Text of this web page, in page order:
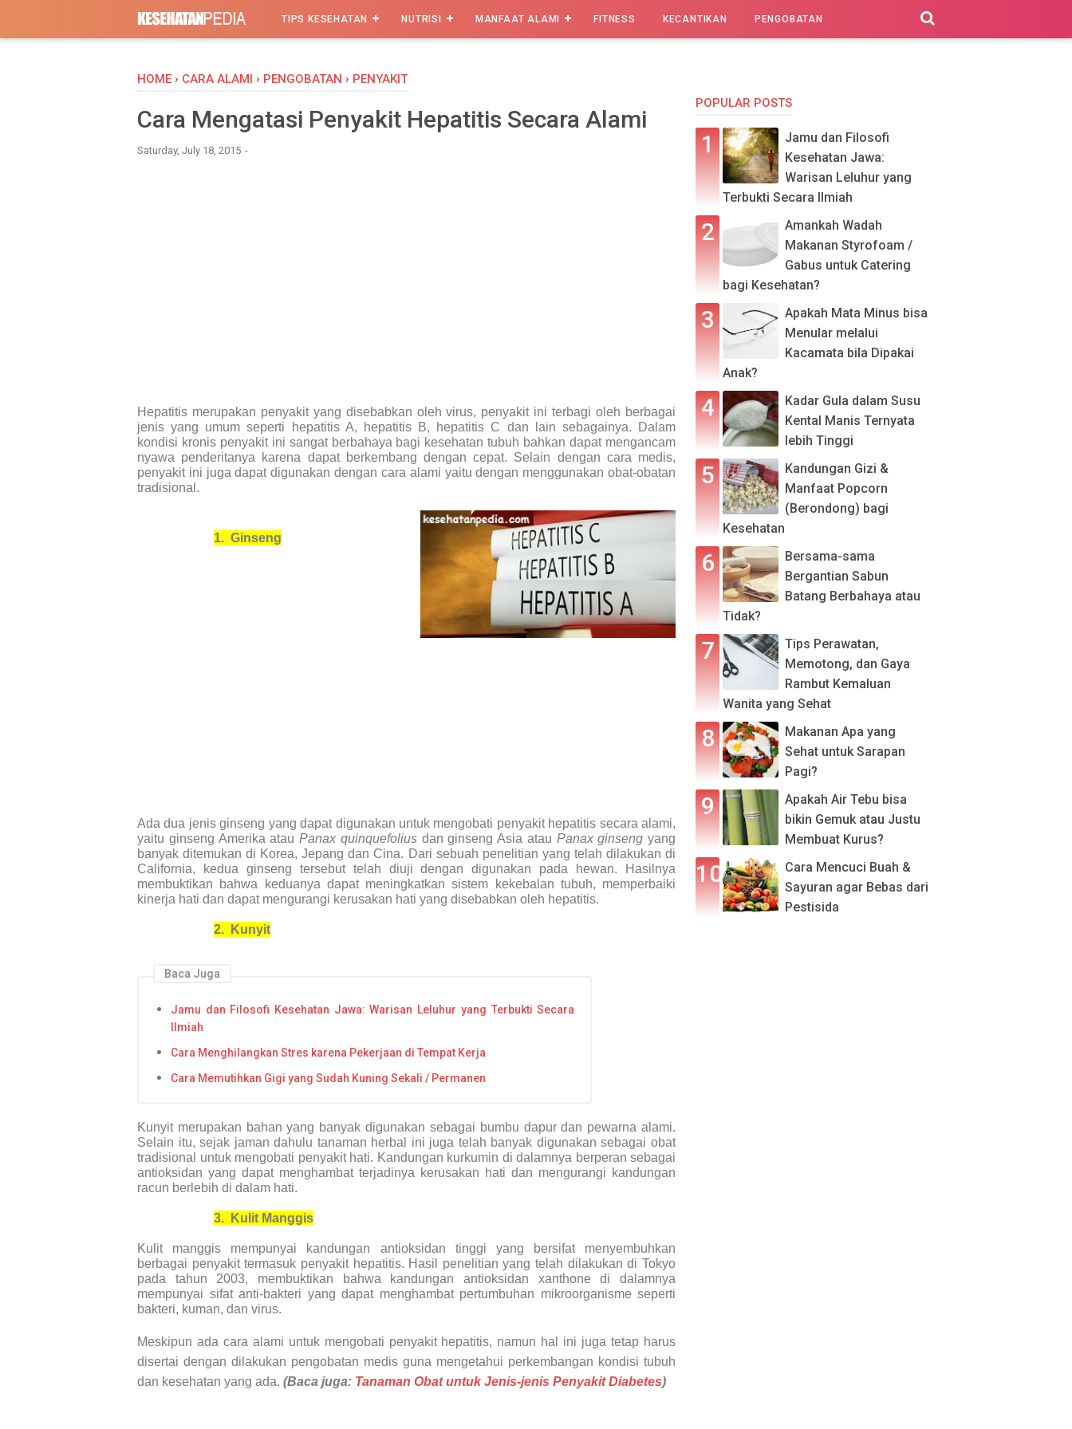
TIPS KESEHATAN NUTRISI MANFAAT ALAMI FITNESS KECANTIKAN PENGOBATAN
HOME › CARA ALAMI › PENGOBATAN › PENYAKIT
Cara Mengatasi Penyakit Hepatitis Secara Alami
Saturday, July 18, 2015
Hepatitis merupakan penyakit yang disebabkan oleh virus, penyakit ini terbagi oleh berbagai
jenis yang umum seperti hepatitis A, hepatitis B, hepatitis C dan lain sebagainya. Dalam
kondisi kronis penyakit ini sangat berbahaya bagi kesehatan tubuh bahkan dapat mengancam
nyawa penderitanya karena dapat berkembang dengan cepat. Selain dengan cara medis,
penyakit ini juga dapat digunakan dengan cara alami yaitu dengan menggunakan obat-obatan
tradisional.
1. Ginseng
Ada dua jenis ginseng yang dapat digunakan untuk mengobati penyakit hepatitis secara alami,
yaitu ginseng Amerika atau Panax quinquefolius dan ginseng Asia atau Panax ginseng yang
banyak ditemukan di Korea, Jepang dan Cina. Dari sebuah penelitian yang telah dilakukan di
California, kedua ginseng tersebut telah diuji dengan digunakan pada hewan. Hasilnya
membuktikan bahwa keduanya dapat meningkatkan sistem kekebalan tubuh, memperbaiki
kinerja hati dan dapat mengurangi kerusakan hati yang disebabkan oleh hepatitis.
2. Kunyit
Baca Juga
Jamu dan Filosofi Kesehatan Jawa: Warisan Leluhur yang Terbukti Secara
Ilmiah
Cara Menghilangkan Stres karena Pekerjaan di Tempat Kerja
Cara Memutihkan Gigi yang Sudah Kuning Sekali / Permanen
Kunyit merupakan bahan yang banyak digunakan sebagai bumbu dapur dan pewarna alami.
Selain itu, sejak jaman dahulu tanaman herbal ini juga telah banyak digunakan sebagai obat
tradisional untuk mengobati penyakit hati. Kandungan kurkumin di dalamnya berperan sebagai
antioksidan yang dapat menghambat terjadinya kerusakan hati dan mengurangi kandungan
racun berlebih di dalam hati.
3. Kulit Manggis
Kulit manggis mempunyai kandungan antioksidan tinggi yang bersifat menyembuhkan
berbagai penyakit termasuk penyakit hepatitis. Hasil penelitian yang telah dilakukan di Tokyo
pada tahun 2003, membuktikan bahwa kandungan antioksidan xanthone di dalamnya
mempunyai sifat anti-bakteri yang dapat menghambat pertumbuhan mikroorganisme seperti
bakteri, kuman, dan virus.
Meskipun ada cara alami untuk mengobati penyakit hepatitis, namun hal ini juga tetap harus
disertai dengan dilakukan pengobatan medis guna mengetahui perkembangan kondisi tubuh
dan kesehatan yang ada. (Baca juga: Tanaman Obat untuk Jenis-jenis Penyakit Diabetes)
POPULAR POSTS
Jamu dan Filosofi
Kesehatan Jawa:
Warisan Leluhur yang
Terbukti Secara Ilmiah
Amankah Wadah
Makanan Styrofoam /
Gabus untuk Catering
bagi Kesehatan?
Apakah Mata Minus bisa
Menular melalui
Kacamata bila Dipakai
Anak?
Kadar Gula dalam Susu
Kental Manis Ternyata
lebih Tinggi
Kandungan Gizi &
Manfaat Popcorn
(Berondong) bagi
Kesehatan
Bersama-sama
Bergantian Sabun
Batang Berbahaya atau
Tidak?
Tips Perawatan,
Memotong, dan Gaya
Rambut Kemaluan
Wanita yang Sehat
Makanan Apa yang
Sehat untuk Sarapan
Pagi?
Apakah Air Tebu bisa
bikin Gemuk atau Justu
Membuat Kurus?
Cara Mencuci Buah &
Sayuran agar Bebas dari
Pestisida